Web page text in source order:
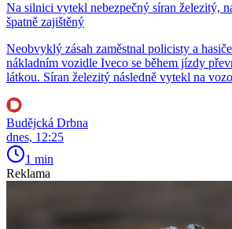
Na silnici vytekl nebezpečný síran železitý,
špatně zajištěný
Neobvyklý zásah zaměstnal policisty a
nákladním vozidle Iveco se během jízdy
látkou. Síran železitý následně vytekl na
Budějcká Drbna
dnes, 12:25
1 min
Reklama